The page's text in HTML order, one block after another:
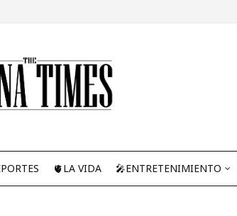
🫀LA VIDA 🎤ENTRETENIMIENTO